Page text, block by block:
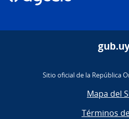
Sitio oficial de la República
Mapa del
Términos